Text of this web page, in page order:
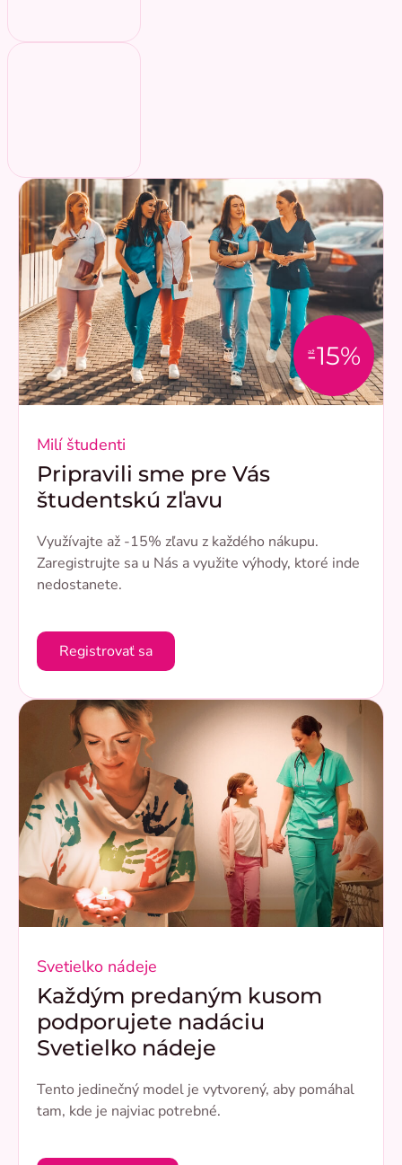
až
-15%
Milí študenti
Pripravili sme pre Vás
študentskú zľavu
Využívajte až -15% zľavu z každého nákupu.
Zaregistrujte sa u Nás a využite výhody, ktoré inde
nedostanete.
Registrovať sa
Svetielko nádeje
Každým predaným kusom
podporujete nadáciu
Svetielko nádeje
Tento jedinečný model je vytvorený, aby pomáhal
tam, kde je najviac potrebné.